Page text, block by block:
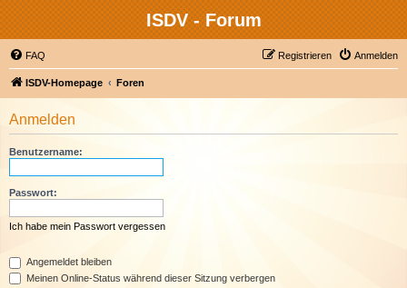
ISDV - Forum
FAQ Anmelden
Registrieren
ISDV-Homepage Foren
Anmelden
Benutzername:
Passwort:
Ich habe mein Passwort vergessen
Angemeldet bleiben
Meinen Online-Status während dieser Sitzung verbergen